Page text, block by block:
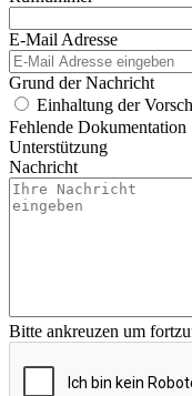
E-Mail Adresse
Grund der Nachricht
Einhaltung der
Fehlende Dokumentation
Unterstützung
Nachricht
Bitte ankreuzen um